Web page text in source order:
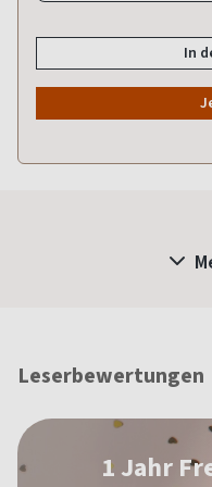
In
Leserbewertungen
1 Jahr